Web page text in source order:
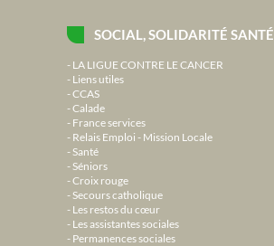
SOCIAL, SOLIDARITÉ SANTÉ
LA LIGUE CONTRE LE CANCER
Liens utiles
CCAS
Calade
France services
Relais Emploi - Mission Locale
Santé
Séniors
Croix rouge
Secours catholique
Les restos du cœur
Les assistantes sociales
Permanences sociales